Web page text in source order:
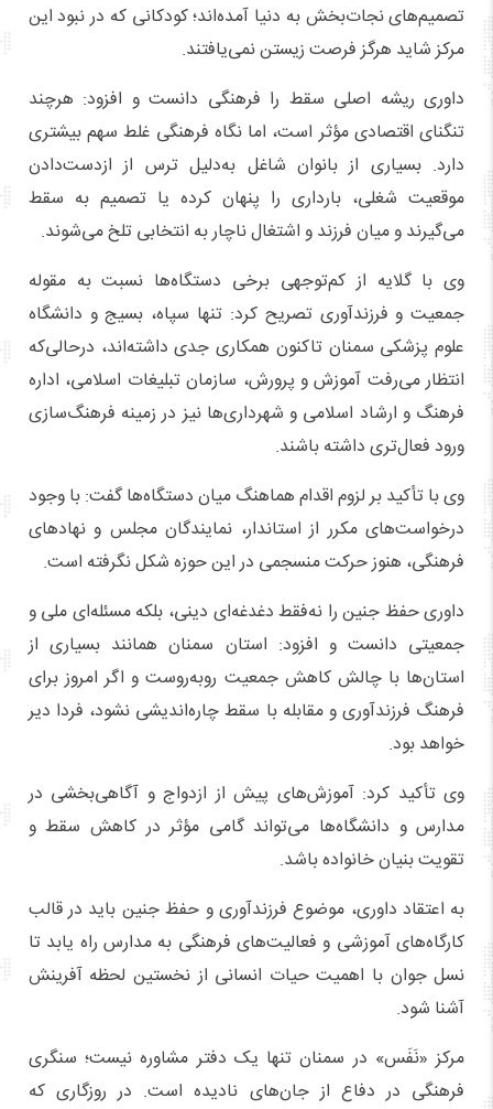
تصمیم‌های نجات‌بخش به دنیا آمده‌اند؛ کودکانی که در نبود این
مرکز شاید هرگز فرصت زیستن نمی‌یافتند.
داوری ریشه اصلی سقط را فرهنگی دانست و افزود: هرچند
تنگنای اقتصادی مؤثر است، اما نگاه فرهنگی غلط سهم بیشتری
دارد. بسیاری از بانوان شاغل به‌دلیل ترس از ازدست‌دادن
موقعیت شغلی، بارداری را پنهان کرده یا تصمیم به سقط
می‌گیرند و میان فرزند و اشتغال ناچار به انتخابی تلخ می‌شوند.
وی با گلایه از کم‌توجهی برخی دستگاه‌ها نسبت به مقوله
جمعیت و فرزندآوری تصریح کرد: تنها سپاه، بسیج و دانشگاه
علوم پزشکی سمنان تاکنون همکاری جدی داشته‌اند، درحالی‌که
انتظار می‌رفت آموزش‌ و پرورش، سازمان تبلیغات اسلامی، اداره
فرهنگ و ارشاد اسلامی و شهرداری‌ها نیز در زمینه فرهنگ‌سازی
ورود فعال‌تری داشته باشند.
وی با تأکید بر لزوم اقدام هماهنگ میان دستگاه‌ها گفت: با وجود
درخواست‌های مکرر از استاندار، نمایندگان مجلس و نهادهای
فرهنگی، هنوز حرکت منسجمی در این حوزه شکل نگرفته است.
داوری حفظ جنین را نه‌فقط دغدغه‌ای دینی، بلکه مسئله‌ای ملی و
جمعیتی دانست و افزود: استان سمنان همانند بسیاری از
استان‌ها با چالش کاهش جمعیت روبه‌روست و اگر امروز برای
فرهنگ فرزندآوری و مقابله با سقط چاره‌اندیشی نشود، فردا دیر
خواهد بود.
وی تأکید کرد: آموزش‌های پیش از ازدواج و آگاهی‌بخشی در
مدارس و دانشگاه‌ها می‌تواند گامی مؤثر در کاهش سقط و
تقویت بنیان خانواده باشد.
به اعتقاد داوری، موضوع فرزندآوری و حفظ جنین باید در قالب
کارگاه‌های آموزشی و فعالیت‌های فرهنگی به مدارس راه یابد تا
نسل جوان با اهمیت حیات انسانی از نخستین لحظه آفرینش
آشنا شود.
مرکز «نَفَس» در سمنان تنها یک دفتر مشاوره نیست؛ سنگری
فرهنگی در دفاع از جان‌های نادیده است. در روزگاری که